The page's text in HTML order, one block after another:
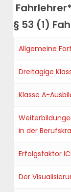
§ 53 (1)
Allgemeine
Dreitägige
Klasse A-
in der
Erfolgsfaktor
Der